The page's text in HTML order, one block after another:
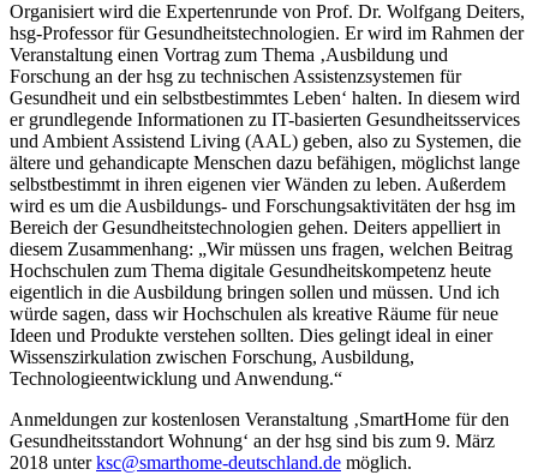
Organisiert wird die Expertenrunde von Prof. Dr. Wolfgang Deiters,
hsg-Professor für Gesundheitstechnologien. Er wird im Rahmen der
Veranstaltung einen Vortrag zum Thema ‚Ausbildung und
Forschung an der hsg zu technischen Assistenzsystemen für
Gesundheit und ein selbstbestimmtes Leben‘ halten. In diesem wird
er grundlegende Informationen zu IT-basierten Gesundheitsservices
und Ambient Assistend Living (AAL) geben, also zu Systemen, die
ältere und gehandicapte Menschen dazu befähigen, möglichst lange
selbstbestimmt in ihren eigenen vier Wänden zu leben. Außerdem
wird es um die Ausbildungs- und Forschungsaktivitäten der hsg im
Bereich der Gesundheitstechnologien gehen. Deiters appelliert in
diesem Zusammenhang: „Wir müssen uns fragen, welchen Beitrag
Hochschulen zum Thema digitale Gesundheitskompetenz heute
eigentlich in die Ausbildung bringen sollen und müssen. Und ich
würde sagen, dass wir Hochschulen als kreative Räume für neue
Ideen und Produkte verstehen sollten. Dies gelingt ideal in einer
Wissenszirkulation zwischen Forschung, Ausbildung,
Technologieentwicklung und Anwendung.“
Anmeldungen zur kostenlosen Veranstaltung ‚SmartHome für den
Gesundheitsstandort Wohnung‘ an der hsg sind bis zum 9. März
2018 unterksc@smarthome-deutschland.de möglich.